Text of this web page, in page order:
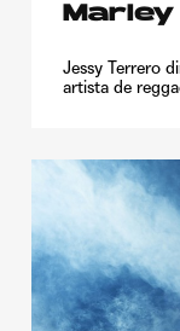
Marley
Jessy Terrero
artista de